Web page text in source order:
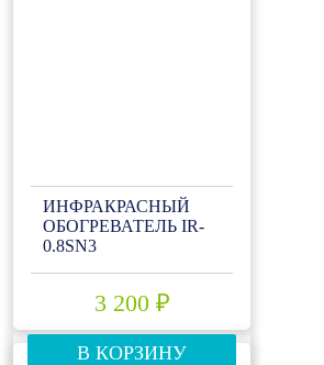
ИНФРАКРАСНЫЙ
ОБОГРЕВАТЕЛЬ IR-
0.8SN3
3 200 ₽
В КОРЗИНУ